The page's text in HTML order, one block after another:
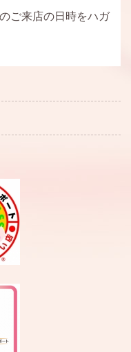
ご来店の日時をハガ